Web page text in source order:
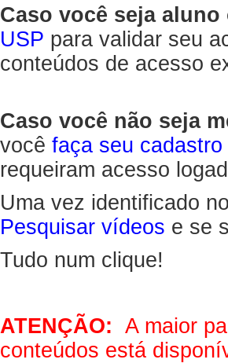
Caso você seja
USP para validar seu
conteúdos de acesso
Caso você não seja
você faça seu cadastro
requeiram acesso
Uma vez identificado
Pesquisar vídeos e se
Tudo num clique!
ATENÇÃO: A maior
conteúdos está